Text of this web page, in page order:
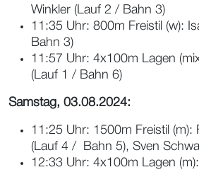
Winkler (Lauf 2 / Bahn 3)
11:35 Uhr: 800m Freistil (w):
Bahn 3)
11:57 Uhr: 4x100m Lagen
(Lauf 1 / Bahn 6)
Samstag, 03.08.2024:
11:25 Uhr: 1500m Freistil (m):
(Lauf 4 / Bahn 5), Sven
12:33 Uhr: 4x100m Lagen